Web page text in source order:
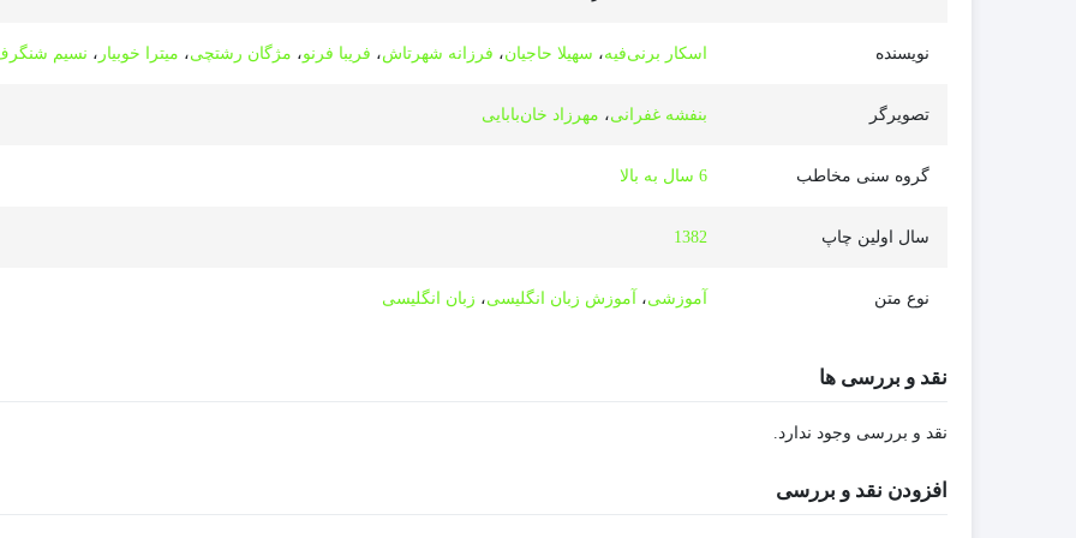
نویسنده اسکار برنی‌فیه، سهیلا حاجیان، فرزانه شهرتاش، فریبا فرنو، مژگان رشتچی، میترا خوبیار ، نسیم
تصویرگر بنفشه غفرانی، مهرزاد خان‌بابایی
گروه سنی مخاطب 6 سال به بالا
سال اولین چاپ 1382
نوع متن آموزشی، آموزش زبان انگلیسی، زبان انگلیسی
نقد و بررسی ها
نقد و بررسی وجود ندارد.
افزودن نقد و بررسی